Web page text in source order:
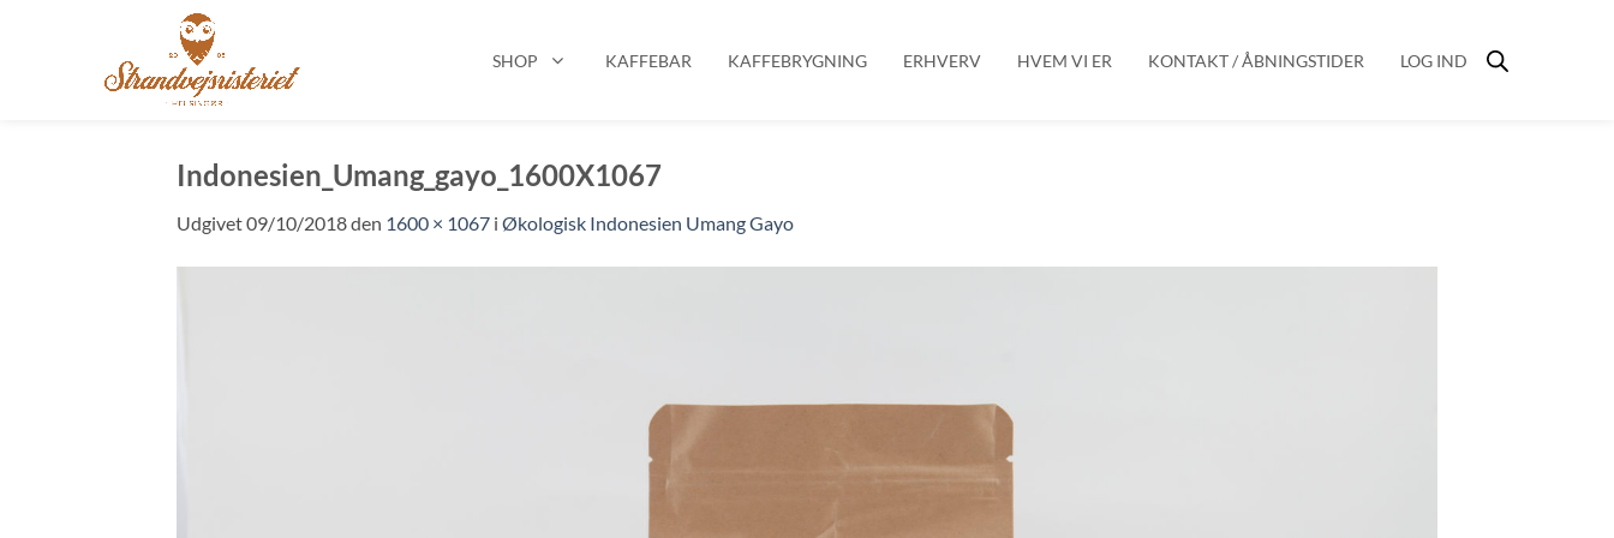
SHOP KAFFEBAR KAFFEBRYGNING ERHVERV HVEM VI ER KONTAKT / ÅBNINGSTIDER LOG IND
Indonesien_Umang_gayo_1600X1067
Udgivet09/10/2018den 1600 × 1067 i Økologisk Indonesien Umang Gayo